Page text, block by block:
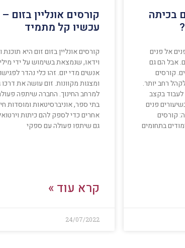
בכיתה
אל פנים
אבל הם גם
קורסים
לקהל רחב יותר.
בקצב
פנים
קורסים
בתחומים
קורסים אונליין בזום –
עכשיו קל מתמיד
קורסים אונליין בזום זום היא תוכנת
וידאו, שנמצאת בשימוש על ידי
אנשים מדי יום. זהו כלי נהדר
ומצגות מקוונות. זום עושה את דרכו
למרחב החינוך. החברה שיתפה
בתי ספר, אוניברסיטאות ומוסדות
אחרים כדי לספק להם כיתות
גם שיתפו פעולה עם ספקי
קרא עוד »
24/07/2022